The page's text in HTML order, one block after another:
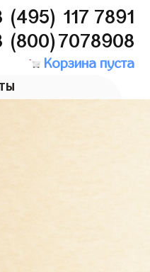
(495) 117 7891
(800)7078908
Корзина пуста